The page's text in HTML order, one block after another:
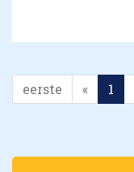
eerste « 1